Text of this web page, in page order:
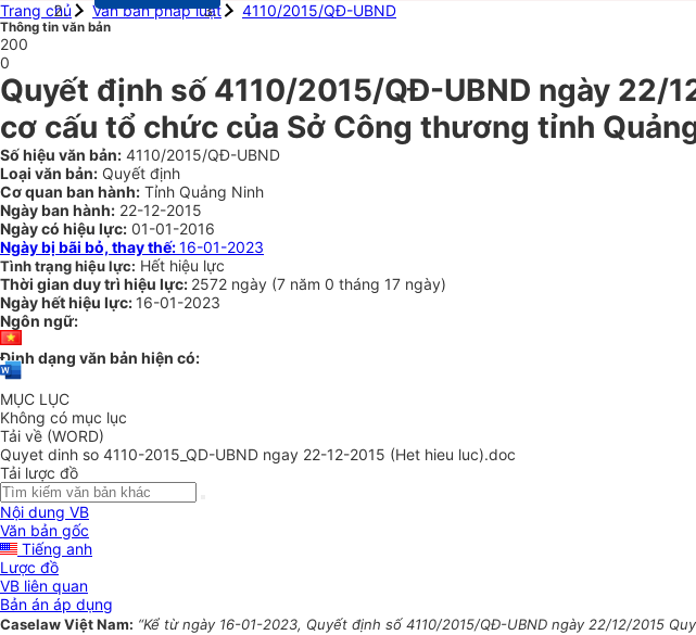
Trang chủ
Văn bản pháp luật 4110/2015/QĐ-UBND
Thông tin văn bản
200
0
Quyết định số 4110/2015/QĐ-UBND ngày 22/
cơ cấu tổ chức của Sở Công thương tỉnh
Số hiệu văn bản: 4110/2015/QĐ-UBND
Loại văn bản: Quyết định
Cơ quan ban hành: Tỉnh Quảng Ninh
Ngày ban hành: 22-12-2015
Ngày có hiệu lực: 01-01-2016
Ngày bị bãi bỏ, thay thế:16-01-2023
Tình trạng hiệu lực: Hết hiệu lực
Thời gian duy trì hiệu lực: 2572 ngày (7 năm 0 tháng 17 ngày)
Ngày hết hiệu lực: 16-01-2023
Ngôn ngữ:
Định dạng văn bản hiện có:
MỤC LỤC
Không có mục lục
Tải về (WORD)
Quyet dinh so 4110-2015_QD-UBND ngay 22-12-2015 (Het hieu luc).doc
Tải lược đồ
Nội dung VB
Văn bản gốc
Tiếng anh
Lược đồ
VB liên quan
Bản án áp dụng
Caselaw Việt Nam: “Kể từ ngày 16-01-2023, Quyết định số 4110/2015/QĐ-UBND ngày 22/12/2015